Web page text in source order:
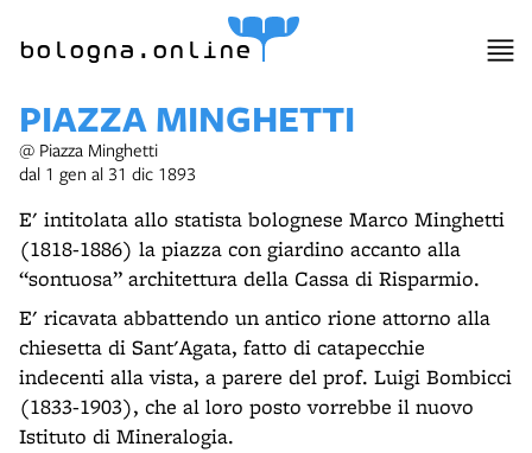
bologna.online
PIAZZA MINGHETTI
@ Piazza Minghetti
dal 1 gen al 31 dic 1893
E' intitolata allo statista bolognese Marco Minghetti
(1818-1886) la piazza con giardino accanto alla
“sontuosa” architettura della Cassa di Risparmio.
E' ricavata abbattendo un antico rione attorno alla
chiesetta di Sant'Agata, fatto di catapecchie
indecenti alla vista, a parere del prof. Luigi Bombicci
(1833-1903), che al loro posto vorrebbe il nuovo
Istituto di Mineralogia.